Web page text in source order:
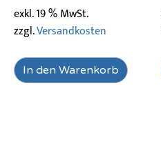
exkl. 19 % MwSt.
zzgl.Versandkosten
In den Warenkorb